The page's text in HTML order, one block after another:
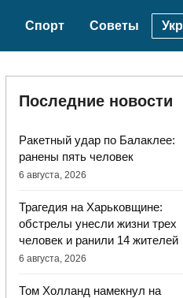
Спорт Советы Укр
Последние новости
Ракетный удар по Балаклее:
ранены пять человек
6 августа, 2026
Трагедия на Харьковщине:
обстрелы унесли жизни трех
человек и ранили 14 жителей
6 августа, 2026
Том Холланд намекнул на